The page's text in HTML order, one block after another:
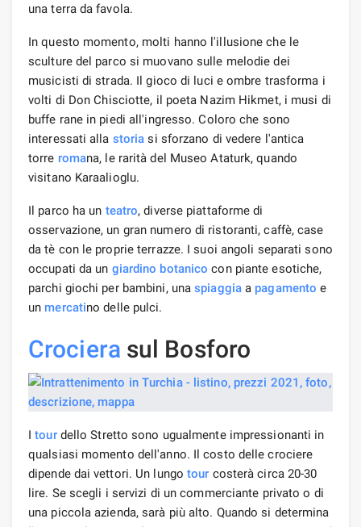
una terra da favola.
In questo momento, molti hanno l'illusione che le
sculture del parco si muovano sulle melodie dei
musicisti di strada. Il gioco di luci e ombre trasforma i
volti di Don Chisciotte, il poeta Nazim Hikmet, i musi di
buffe rane in piedi all'ingresso. Coloro che sono
interessati alla storia si sforzano di vedere l'antica
torre romana, le rarità del Museo Ataturk, quando
visitano Karaalioglu.
Il parco ha un teatro, diverse piattaforme di
osservazione, un gran numero di ristoranti, caffè, case
da tè con le proprie terrazze. I suoi angoli separati sono
occupati da un giardino botanico con piante esotiche,
parchi giochi per bambini, unaspiaggiaa pagamento e
un mercatino delle pulci.
Crociera sul Bosforo
Itourdello Stretto sono ugualmente impressionanti in
qualsiasi momento dell'anno. Il costo delle crociere
dipende dai vettori. Un lungotour costerà circa 20-30
lire. Se scegli i servizi di un commerciante privato o di
una piccola azienda, sarà più alto. Quando si determina